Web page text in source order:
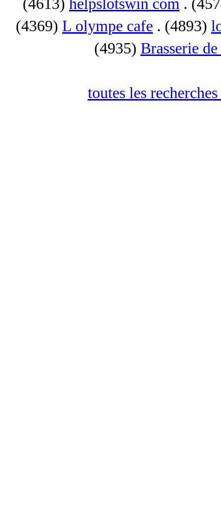
(4613) helpslotswin com .
(4369) L olympe cafe . (4893)
(4935) Brasserie
toutes les